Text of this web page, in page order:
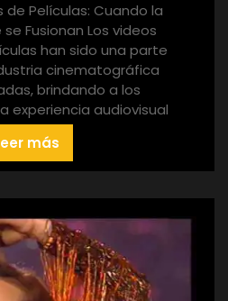
de Películas: Cuando la
Fusionan Los videos
han sido una parte
cinematográfica
brindando a los
experiencia audiovisual
más